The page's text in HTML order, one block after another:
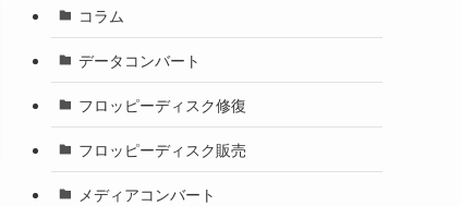
コラム
データコンバート
フロッピーディスク修復
フロッピーディスク販売
メディアコンバート